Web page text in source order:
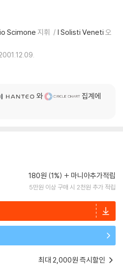
Scimone 지휘 I Solisti Veneti 오
와
집계에
180원 (1%) 마니아추가적립
5만원 이상 구매 시 2천원 추가 적립
최대 2,000원 즉시할인